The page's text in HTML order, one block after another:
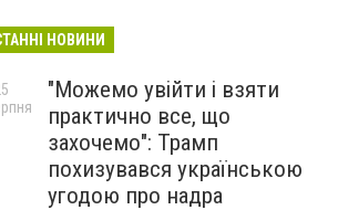
НОВИНИ
"Можемо увійти і взяти
практично все, що
захочемо": Трамп
похизувався українською
угодою про надра